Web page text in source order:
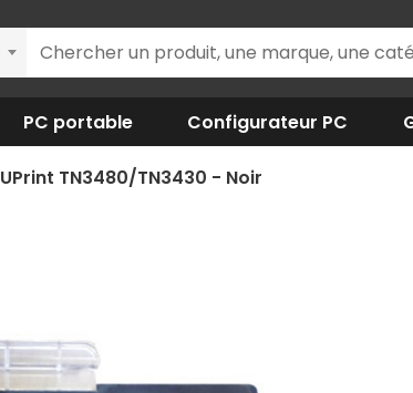
PC portable Configurateur PC
UPrint TN3480/TN3430 - Noir